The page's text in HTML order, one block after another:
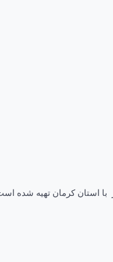
با استان کرمان تهیه شده